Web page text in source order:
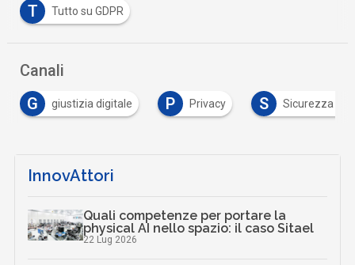
T
Tutto su GDPR
Canali
giustizia digitale P Privacy S Sicurezza digitale
InnovAttori
Quali competenze per portare la
physical AI nello spazio: il caso Sitael
22 Lug 2026